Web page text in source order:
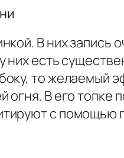
В них
них есть
то желаемый
огня. В его
с помощью